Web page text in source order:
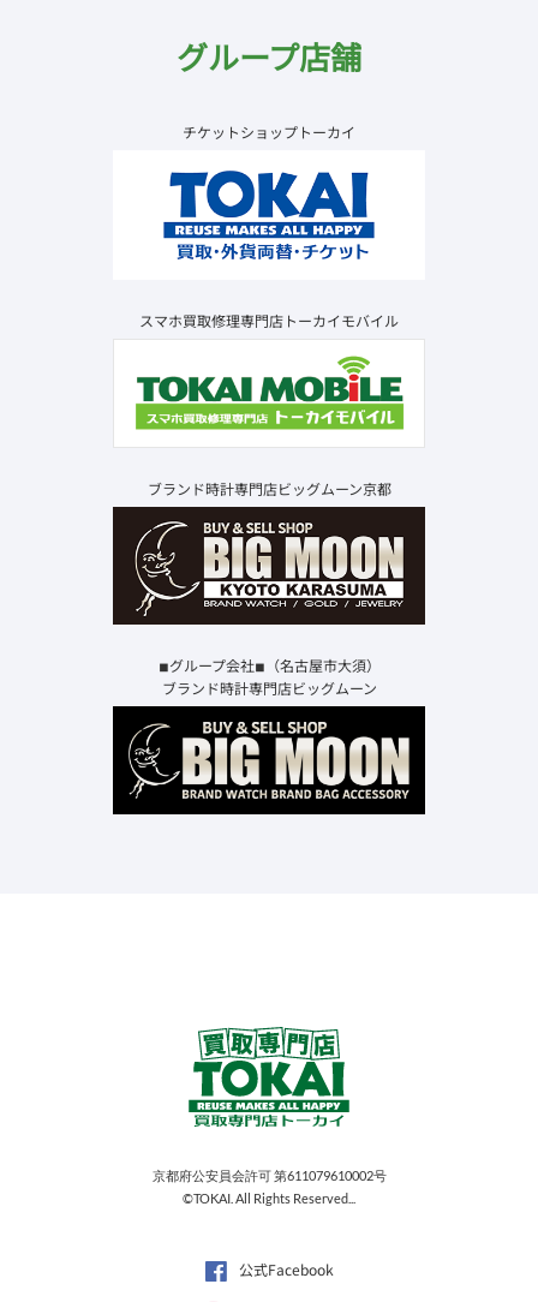
グループ店舗
チケットショップトーカイ
スマホ買取修理専門店トーカイモバイル
ブランド時計専門店ビッグムーン京都
◾︎グループ会社◾︎（名古屋市大須）
ブランド時計専門店ビッグムーン
京都府公安員会許可 第611079610002号
©TOKAI. All Rights Reserved...
公式Facebook